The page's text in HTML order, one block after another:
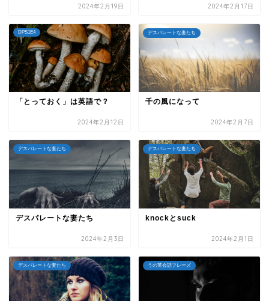
2024年2月19日 2024年2月17日
DPS1E4
「とっておく」は英語で？
2024年2月12日
デスパレートな妻たち
千の風になって
2024年2月7日
デスパレートな妻たち
デスパレートな妻たち
2024年2月3日
デスパレートな妻たち
knockとsuck
2024年2月1日
デスパレートな妻たち うの英会話フレーズ